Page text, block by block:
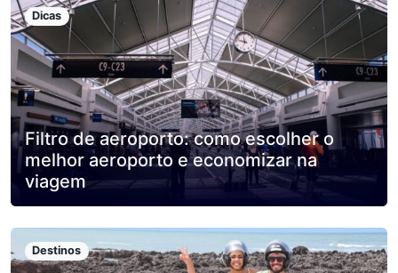
Dicas
Filtro de aeroporto: como escolher o
melhor aeroporto e economizar na
viagem
Destinos